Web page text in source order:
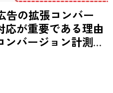
告の拡張コンバー
応が重要である理由
ンバージョン計測お
ージョン最適化配
対策を解説